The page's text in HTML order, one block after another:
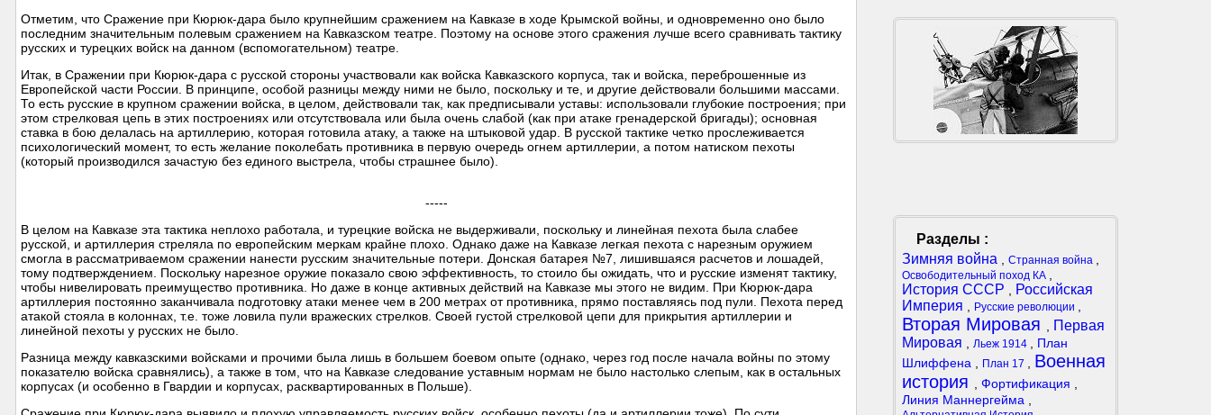
Отметим, что Сражение при Кюрюк-дара было крупнейшим сражением на Кавказе в ходе Крымской войны, и одновременно оно было
последним значительным полевым сражением на Кавказском театре. Поэтому на основе этого сражения лучше всего сравнивать тактику
русских и турецких войск на данном (вспомогательном) театре.
Итак, в Сражении при Кюрюк-дара с русской стороны участвовали как войска Кавказского корпуса, так и войска, переброшенные из
Европейской части России. В принципе, особой разницы между ними не было, поскольку и те, и другие действовали большими массами.
То есть русские в крупном сражении войска, в целом, действовали так, как предписывали уставы: использовали глубокие построения; при
этом стрелковая цепь в этих построениях или отсутствовала или была очень слабой (как при атаке гренадерской бригады); основная
ставка в бою делалась на артиллерию, которая готовила атаку, а также на штыковой удар. В русской тактике четко прослеживается
психологический момент, то есть желание поколебать противника в первую очередь огнем артиллерии, а потом натиском пехоты
(который производился зачастую без единого выстрела, чтобы страшнее было).
-----
В целом на Кавказе эта тактика неплохо работала, и турецкие войска не выдерживали, поскольку и линейная пехота была слабее
русской, и артиллерия стреляла по европейским меркам крайне плохо. Однако даже на Кавказе легкая пехота с нарезным оружием
смогла в рассматриваемом сражении нанести русским значительные потери. Донская батарея №7, лишившаяся расчетов и лошадей,
тому подтверждением. Поскольку нарезное оружие показало свою эффективность, то стоило бы ожидать, что и русские изменят тактику,
чтобы нивелировать преимущество противника. Но даже в конце активных действий на Кавказе мы этого не видим. При Кюрюк-дара
артиллерия постоянно заканчивала подготовку атаки менее чем в 200 метрах от противника, прямо поставляясь под пули. Пехота перед
атакой стояла в колоннах, т.е. тоже ловила пули вражеских стрелков. Своей густой стрелковой цепи для прикрытия артиллерии и
линейной пехоты у русских не было.
Разница между кавказскими войсками и прочими была лишь в большем боевом опыте (однако, через год после начала войны по этому
показателю войска сравнялись), а также в том, что на Кавказе следование уставным нормам не было настолько слепым, как в остальных
корпусах (и особенно в Гвардии и корпусах, расквартированных в Польше).
Разделы :
Зимняя война
Странная война
Освободительный поход КА
История СССР
Российская
Империя
Русские революции
Вторая Мировая
Первая
Мировая
Льеж 1914
План
Шлиффена
План 17
Военная
история
Фортификация
Линия Маннергейма